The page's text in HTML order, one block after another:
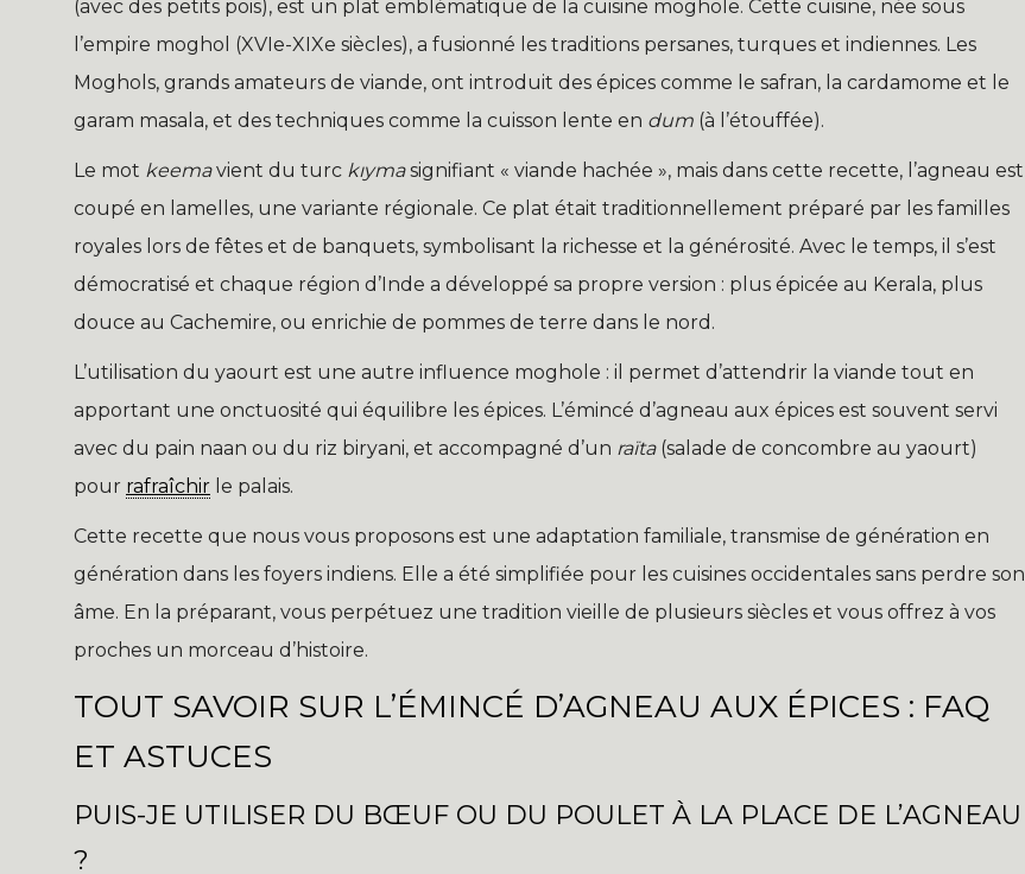
(avec des petits pois), est un plat emblématique de la cuisine moghole. Cette cuisine, née sous
l’empire moghol (XVIe-XIXe siècles), a fusionné les traditions persanes, turques et indiennes. Les
Moghols, grands amateurs de viande, ont introduit des épices comme le safran, la cardamome et le
garam masala, et des techniques comme la cuisson lente en dum (à l’étouffée).
Le mot keemavient du turc kıymasignifiant « viande hachée », mais dans cette recette, l’agneau est
coupé en lamelles, une variante régionale. Ce plat était traditionnellement préparé par les familles
royales lors de fêtes et de banquets, symbolisant la richesse et la générosité. Avec le temps, il s’est
démocratisé et chaque région d’Inde a développé sa propre version : plus épicée au Kerala, plus
douce au Cachemire, ou enrichie de pommes de terre dans le nord.
L’utilisation du yaourt est une autre influence moghole : il permet d’attendrir la viande tout en
apportant une onctuosité qui équilibre les épices. L’émincé d’agneau aux épices est souvent servi
avec du pain naan ou du riz biryani, et accompagné d’un raïta(salade de concombre au yaourt)
pour rafraîchir le palais.
Cette recette que nous vous proposons est une adaptation familiale, transmise de génération en
génération dans les foyers indiens. Elle a été simplifiée pour les cuisines occidentales sans perdre son
âme. En la préparant, vous perpétuez une tradition vieille de plusieurs siècles et vous offrez à vos
proches un morceau d’histoire.
TOUT SAVOIR SUR L’ÉMINCÉ D’AGNEAU AUX ÉPICES : FAQ
ET ASTUCES
PUIS-JE UTILISER DU BŒUF OU DU POULET À LA PLACE DE L’AGNEAU
?